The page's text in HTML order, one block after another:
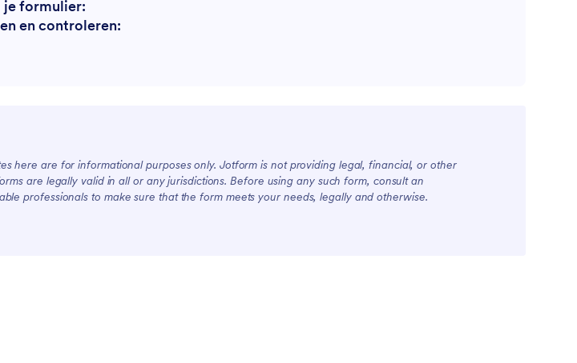
je formulier:
en controleren:
here are for informational purposes only. Jotform is not providing legal, financial, or other
are legally valid in all or any jurisdictions. Before using any such form, consult an
professionals to make sure that the form meets your needs, legally and otherwise.